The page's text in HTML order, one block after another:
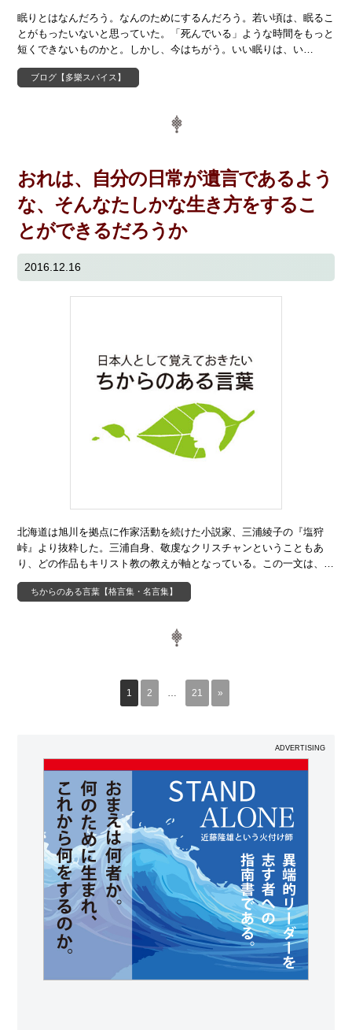
眠りとはなんだろう。なんのためにするんだろう。若い頃は、眠るこ
とがもったいないと思っていた。「死んでいる」ような時間をもっと
短くできないものかと。しかし、今はちがう。いい眠りは、い…
ブログ【多樂スパイス】
おれは、自分の日常が遺言であるよう
な、そんなたしかな生き方をするこ
とができるだろうか
2016.12.16
北海道は旭川を拠点に作家活動を続けた小説家、三浦綾子の『塩狩
峠』より抜粋した。三浦自身、敬虔なクリスチャンということもあ
り、どの作品もキリスト教の教えが軸となっている。この一文は、…
ちからのある言葉【格言集・名言集】
1 2 21 »
ADVERTISING